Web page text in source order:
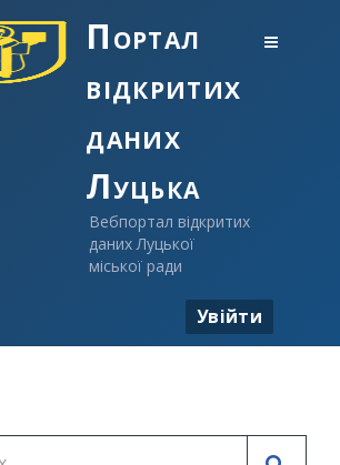
Портал
відкритих
даних
Луцька
Вебпортал відкритих
даних Луцької
міської ради
Увійти